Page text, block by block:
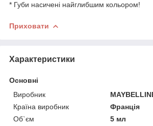
* Губи насичені найглибшим кольором!
Приховати
Характеристики
Основні
Виробник
Країна виробник
Франція
Об`єм
5 мл